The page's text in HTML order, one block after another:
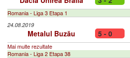
Romania - Liga 3 Etapa 1
24.08.2019
Metalul Buzău 5 - 0
Mai multe rezultate
Romania - Liga 2 Etapa 38